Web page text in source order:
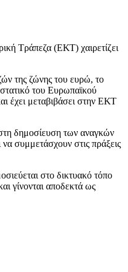
Τράπεζα (ΕΚΤ) χαιρετίζει
της ζώνης του ευρώ, το
του Ευρωπαϊκού
έχει μεταβιβάσει στην ΕΚΤ
δημοσίευση των αναγκών
συμμετάσχουν στις πράξεις
στο δικτυακό τόπο
γίνονται αποδεκτά ως